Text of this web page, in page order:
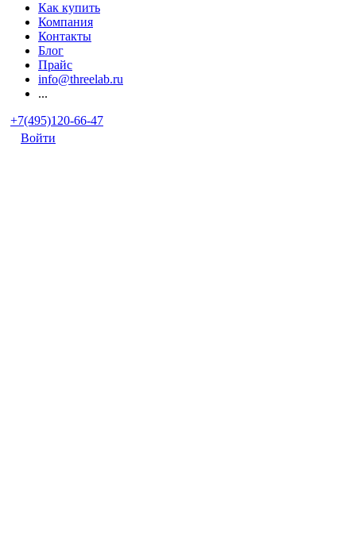
Как купить
Компания
Контакты
Блог
Прайс
info@threelab.ru
...
+7(495)120-66-47
Войти